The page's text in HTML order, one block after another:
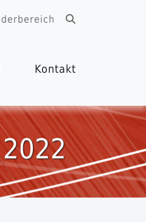
Kontakt